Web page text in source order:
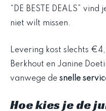
“DE BESTE DEALS”
niet wilt missen.
Levering kost slechts
Berkhout en Janine
vanwege de snelle
Hoe kies je de